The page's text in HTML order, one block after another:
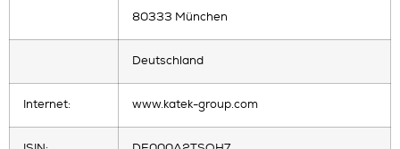
80333 München
Deutschland
Internet: www.katek-group.com